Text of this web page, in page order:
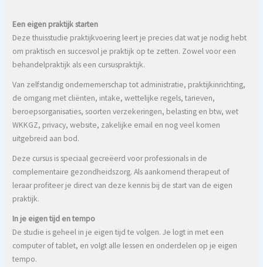
Een eigen praktijk starten
Deze thuisstudie praktijkvoering leert je precies dat wat je nodig hebt
om praktisch en succesvol je praktijk op te zetten. Zowel voor een
behandelpraktijk als een cursuspraktijk.
Van zelfstandig ondernemerschap tot administratie, praktijkinrichting,
de omgang met cliënten, intake, wettelijke regels, tarieven,
beroepsorganisaties, soorten verzekeringen, belasting en btw, wet
WKKGZ, privacy, website, zakelijke email en nog veel komen
uitgebreid aan bod.
Deze cursus is speciaal gecreëerd voor professionals in de
complementaire gezondheidszorg. Als aankomend therapeut of
leraar profiteer je direct van deze kennis bij de start van de eigen
praktijk.
In je eigen tijd en tempo
De studie is geheel in je eigen tijd te volgen. Je logt in met een
computer of tablet, en volgt alle lessen en onderdelen op je eigen
tempo.